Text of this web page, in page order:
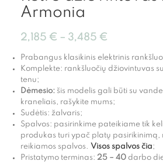
Armonia
2,185 € – 3,485 €
Prabangus klasikinis elektrinis
Komplekte: rankšluočių džiovintuvas
tenu;
Dėmesio: šis modelis gali būti su
kraneliais, rašykite mums;
Sudėtis: žalvaris;
Spalvos: pasirinkime pateikiame tik
produkas turi ypač platų pasirikinimą,
reikiamos spalvos. Visos spalvos čia;
Pristatymo terminas: 25 – 40 darbo